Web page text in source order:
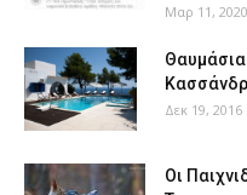
Μαρ 11, 2020
Δεκ 19, 2016
Οι